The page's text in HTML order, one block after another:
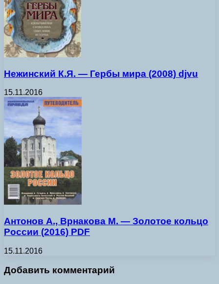
Нежинский К.Я. — Гербы мира (2008) djvu
15.11.2016
Антонов А., Врнакова М. — Золотое кольцо
России (2016) PDF
15.11.2016
Добавить комментарий